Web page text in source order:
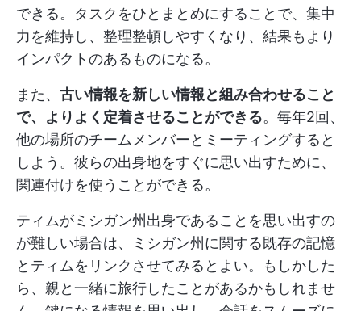
できる。タスクをひとまとめにすることで、集中
力を維持し、整理整頓しやすくなり、結果もより
インパクトのあるものになる。
また、 古い情報を新しい情報と組み合わせること
で、よりよく定着させることができる。毎年2回、
他の場所のチームメンバーとミーティングすると
しよう。彼らの出身地をすぐに思い出すために、
関連付けを使うことができる。
ティムがミシガン州出身であることを思い出すの
が難しい場合は、ミシガン州に関する既存の記憶
とティムをリンクさせてみるとよい。もしかした
ら、親と一緒に旅行したことがあるかもしれませ